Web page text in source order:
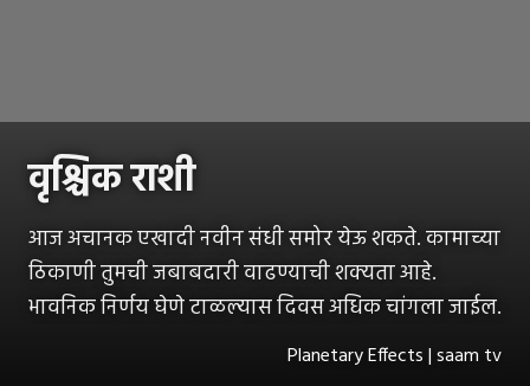
वृश्चिक राशी
आज अचानक एखादी नवीन संधी समोर येऊ शकते. कामाच्या
ठिकाणी तुमची जबाबदारी वाढण्याची शक्यता आहे.
भावनिक निर्णय घेणे टाळल्यास दिवस अधिक चांगला जाईल.
Planetary Effects | saam tv